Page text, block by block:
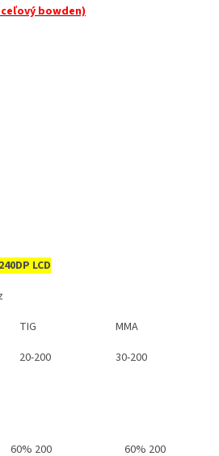
bowden)
LCD
TIG
MMA
20-200
30-200
60% 200 60% 200